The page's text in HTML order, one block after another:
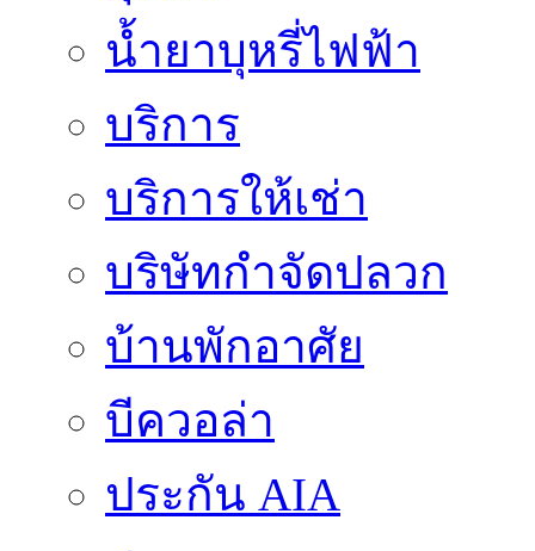
น้ำยาบุหรี่ไฟฟ้า
บริการ
บริการให้เช่า
บริษัทกำจัดปลวก
บ้านพักอาศัย
บีควอล่า
ประกัน AIA